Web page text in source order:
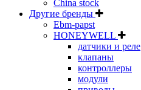
China stock
Другие бренды
Ebm-papst
HONEYWELL
датчики и реле
клапаны
контроллеры
модули